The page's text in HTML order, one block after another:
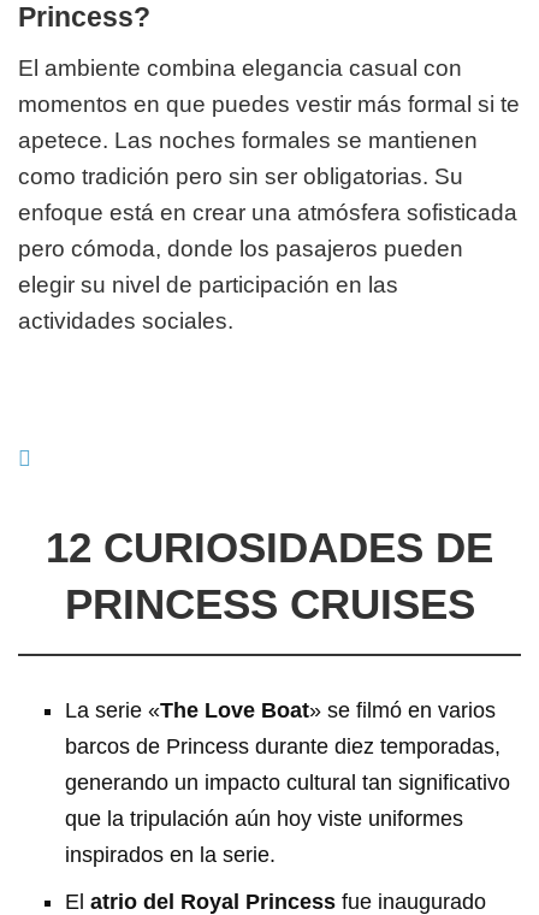
Princess?
El ambiente combina elegancia casual con
momentos en que puedes vestir más formal si te
apetece. Las noches formales se mantienen
como tradición pero sin ser obligatorias. Su
enfoque está en crear una atmósfera sofisticada
pero cómoda, donde los pasajeros pueden
elegir su nivel de participación en las
actividades sociales.
12 CURIOSIDADES DE
PRINCESS CRUISES
La serie «The Love Boat» se filmó en varios
barcos de Princess durante diez temporadas,
generando un impacto cultural tan significativo
que la tripulación aún hoy viste uniformes
inspirados en la serie.
El atrio del Royal Princessfue inaugurado